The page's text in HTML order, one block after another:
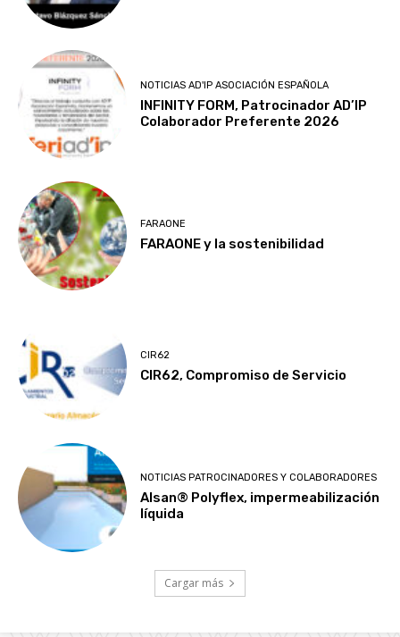
NOTICIAS AD'IP ASOCIACIÓN ESPAÑOLA
INFINITY FORM, Patrocinador AD’IP
Colaborador Preferente 2026
FARAONE
FARAONE y la sostenibilidad
CIR62
CIR62, Compromiso de Servicio
NOTICIAS PATROCINADORES Y COLABORADORES
Alsan® Polyflex, impermeabilización
líquida
Cargar más